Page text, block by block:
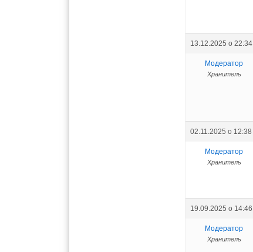
13.12.2025 о 22:34
Модератор
Хранитель
02.11.2025 о 12:38
Модератор
Хранитель
19.09.2025 о 14:46
Модератор
Хранитель